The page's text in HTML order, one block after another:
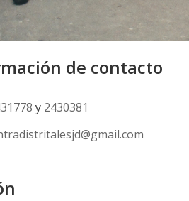
de contacto
y 2430381